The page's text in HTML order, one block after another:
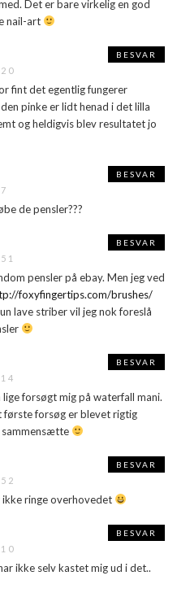
Det er bare virkelig en god
nail-art
fint det egentlig fungerer
pinke er lidt henad i det lilla
og heldigvis blev resultatet jo
BESVAR
de pensler???
BESVAR
pensler på ebay. Men jeg ved
foxyfingertips.com/brushes/
lave striber vil jeg nok foreslå
BESVAR
forsøgt mig på waterfall mani.
første forsøg er blevet rigtig
BESVAR
ikke ringe overhovedet
BESVAR
ikke selv kastet mig ud i det..
BESVAR